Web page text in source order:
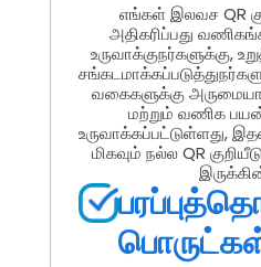
எங்கள் இலவச QR
அதிகரிப்பது
உருவாக்குநர்களுக்கு,
வகைகளுக்கு
மற்றும் வணிக
உருவாக்கப்பட்டுள்ளது,
மிகவும் நல்ல QR